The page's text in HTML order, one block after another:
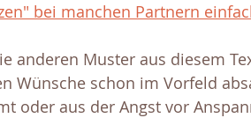
bei manchen Partnern
anderen Muster aus diesem
Wünsche schon im Vorfeld
oder aus der Angst vor